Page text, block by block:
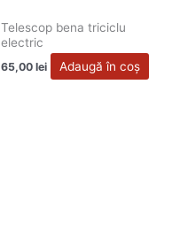
Telescop bena triciclu
electric
65,00 lei Adaugă în coș